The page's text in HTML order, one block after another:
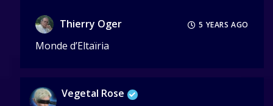
Thierry Oger 5 YEARS AGO
Monde d’Eltaïria
Vegetal Rose